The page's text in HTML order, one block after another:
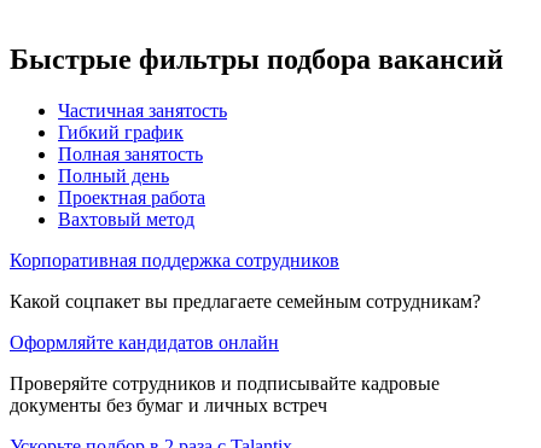
Быстрые фильтры подбора вакансий
Частичная занятость
Гибкий график
Полная занятость
Полный день
Проектная работа
Вахтовый метод
Корпоративная поддержка сотрудников
Какой соцпакет вы предлагаете семейным сотрудникам?
Оформляйте кандидатов онлайн
Проверяйте сотрудников и подписывайте кадровые
документы без бумаг и личных встреч